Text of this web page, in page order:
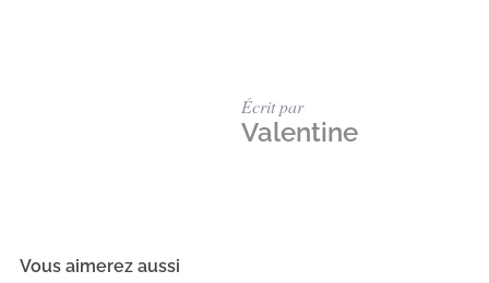
Écrit par
Valentine
Vous aimerez aussi